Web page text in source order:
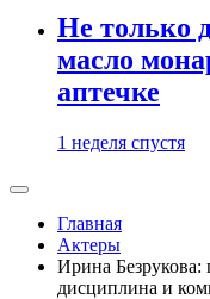
Не только
масло
аптечке
1 неделя спустя
Главная
Актеры
Ирина Безрукова:
дисциплина и